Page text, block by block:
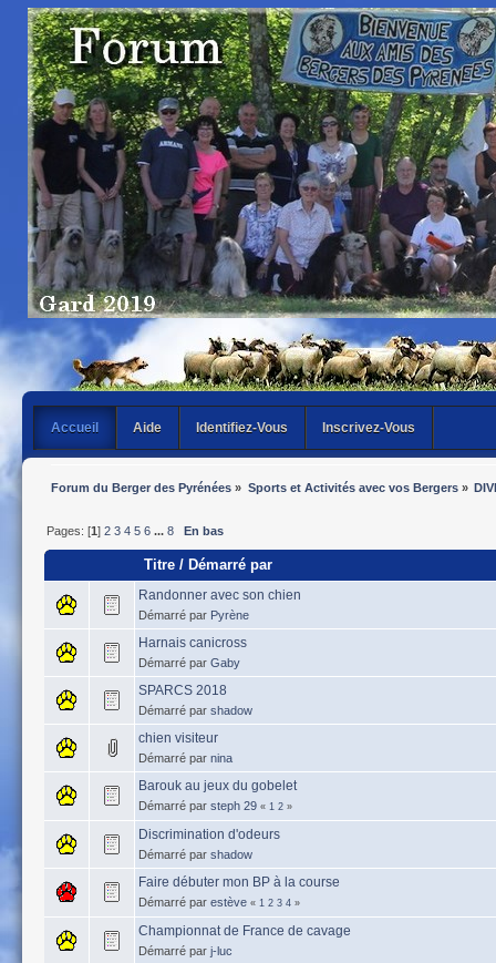
Accueil Aide Identifiez-Vous Inscrivez-Vous
Forum du Berger des Pyrénées » Sports et Activités avec vos Bergers»
Pages: [1]2 3 4 5 6 ...8 En bas
Titre / Démarré par
Randonner avec son chien
Démarré par Pyrène
Harnais canicross
Démarré par Gaby
SPARCS 2018
Démarré par shadow
chien visiteur
Démarré par nina
Barouk au jeux du gobelet
Démarré par steph 29 « 1 2 »
Discrimination d'odeurs
Démarré par shadow
Faire débuter mon BP à la course
Démarré par estève « 1 2 3 4 »
Championnat de France de cavage
Démarré par j-luc